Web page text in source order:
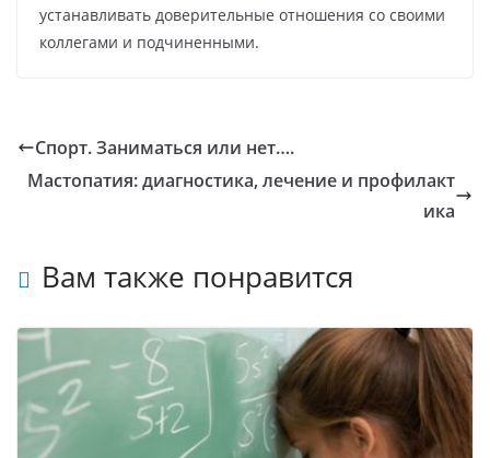
устанавливать доверительные отношения со своими
коллегами и подчиненными.
Спорт. Заниматься или нет….
Мастопатия: диагностика, лечение и профилакт
ика
Вам также понравится